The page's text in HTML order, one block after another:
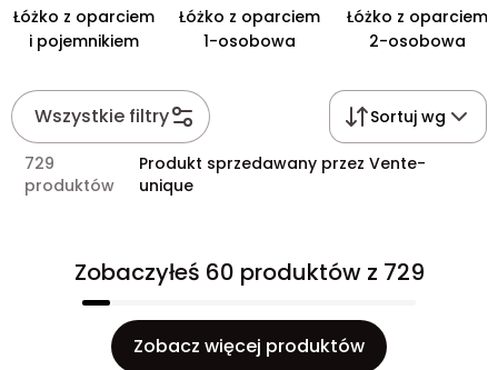
Łóżko z oparciem
i pojemnikiem
Łóżko z oparciem
1-osobowa
Łóżko z oparciem
2-osobowa
Wszystkie filtry Sortuj wg
729
produktów
Produkt sprzedawany przez Vente-
unique
Zobaczyłeś 60 produktów z 729
Zobacz więcej produktów